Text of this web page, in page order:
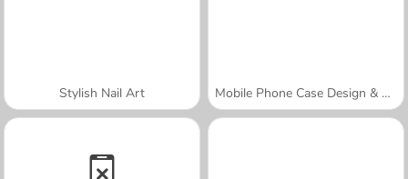
Stylish Nail Art Mobile Phone Case Design & DIY